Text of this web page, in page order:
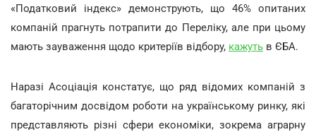
«Податковий індекс» демонструють, що 46% опитаних
компаній прагнуть потрапити до Переліку, але при цьому
мають зауваження щодо критеріїв відбору, кажуть в ЄБА.
Наразі Асоціація констатує, що ряд відомих компаній з
багаторічним досвідом роботи на українському ринку, які
представляють різні сфери економіки, зокрема аграрну